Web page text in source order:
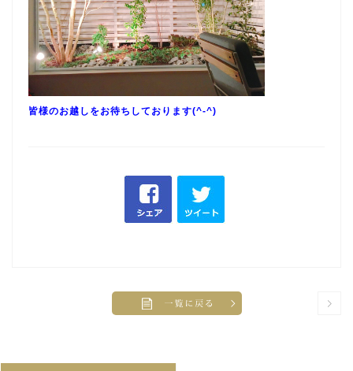
皆様のお越しをお待ちしております(^-^)